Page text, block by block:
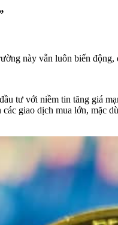
này vẫn luôn biến
tư với niềm tin tăng giá
giao dịch mua lớn,